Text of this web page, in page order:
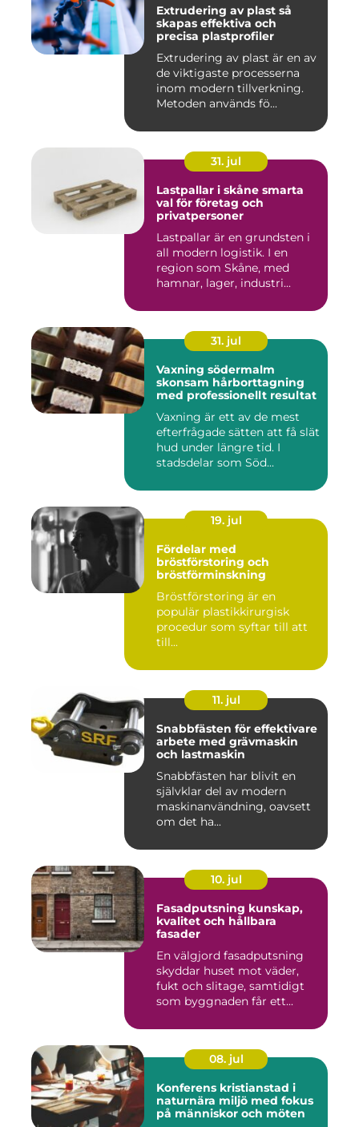
Extrudering av plast så
skapas effektiva och
precisa plastprofiler
Extrudering av plast är en av
de viktigaste processerna
inom modern tillverkning.
Metoden används fö...
31. jul
Lastpallar i skåne smarta
val för företag och
privatpersoner
Lastpallar är en grundsten i
all modern logistik. I en
region som Skåne, med
hamnar, lager, industri...
31. jul
Vaxning södermalm
skonsam hårborttagning
med professionellt resultat
Vaxning är ett av de mest
efterfrågade sätten att få slät
hud under längre tid. I
stadsdelar som Söd...
19. jul
Fördelar med
bröstförstoring och
bröstförminskning
Bröstförstoring är en
populär plastikkirurgisk
procedur som syftar till att
till...
11. jul
Snabbfästen för effektivare
arbete med grävmaskin
och lastmaskin
Snabbfästen har blivit en
självklar del av modern
maskinanvändning, oavsett
om det ha...
10. jul
Fasadputsning kunskap,
kvalitet och hållbara
fasader
En välgjord fasadputsning
skyddar huset mot väder,
fukt och slitage, samtidigt
som byggnaden får ett...
08. jul
Konferens kristianstad i
naturnära miljö med fokus
på människor och möten